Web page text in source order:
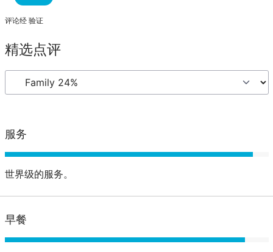
评论经 验证
精选点评
服务
世界级的服务。
早餐